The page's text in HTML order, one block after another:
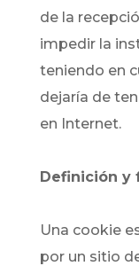
de la
impedir la
teniendo en
dejaría de
en Internet.
Definición y
Una cookie
por un sitio